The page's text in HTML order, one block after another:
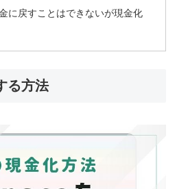
に戻すことはできないが現金化
る方法